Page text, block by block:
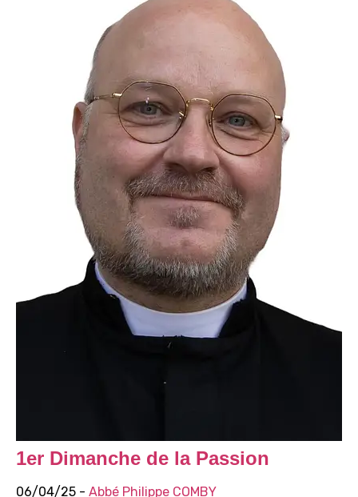
1er Dimanche de la Passion
06/04/25 - Abbé Philippe COMBY